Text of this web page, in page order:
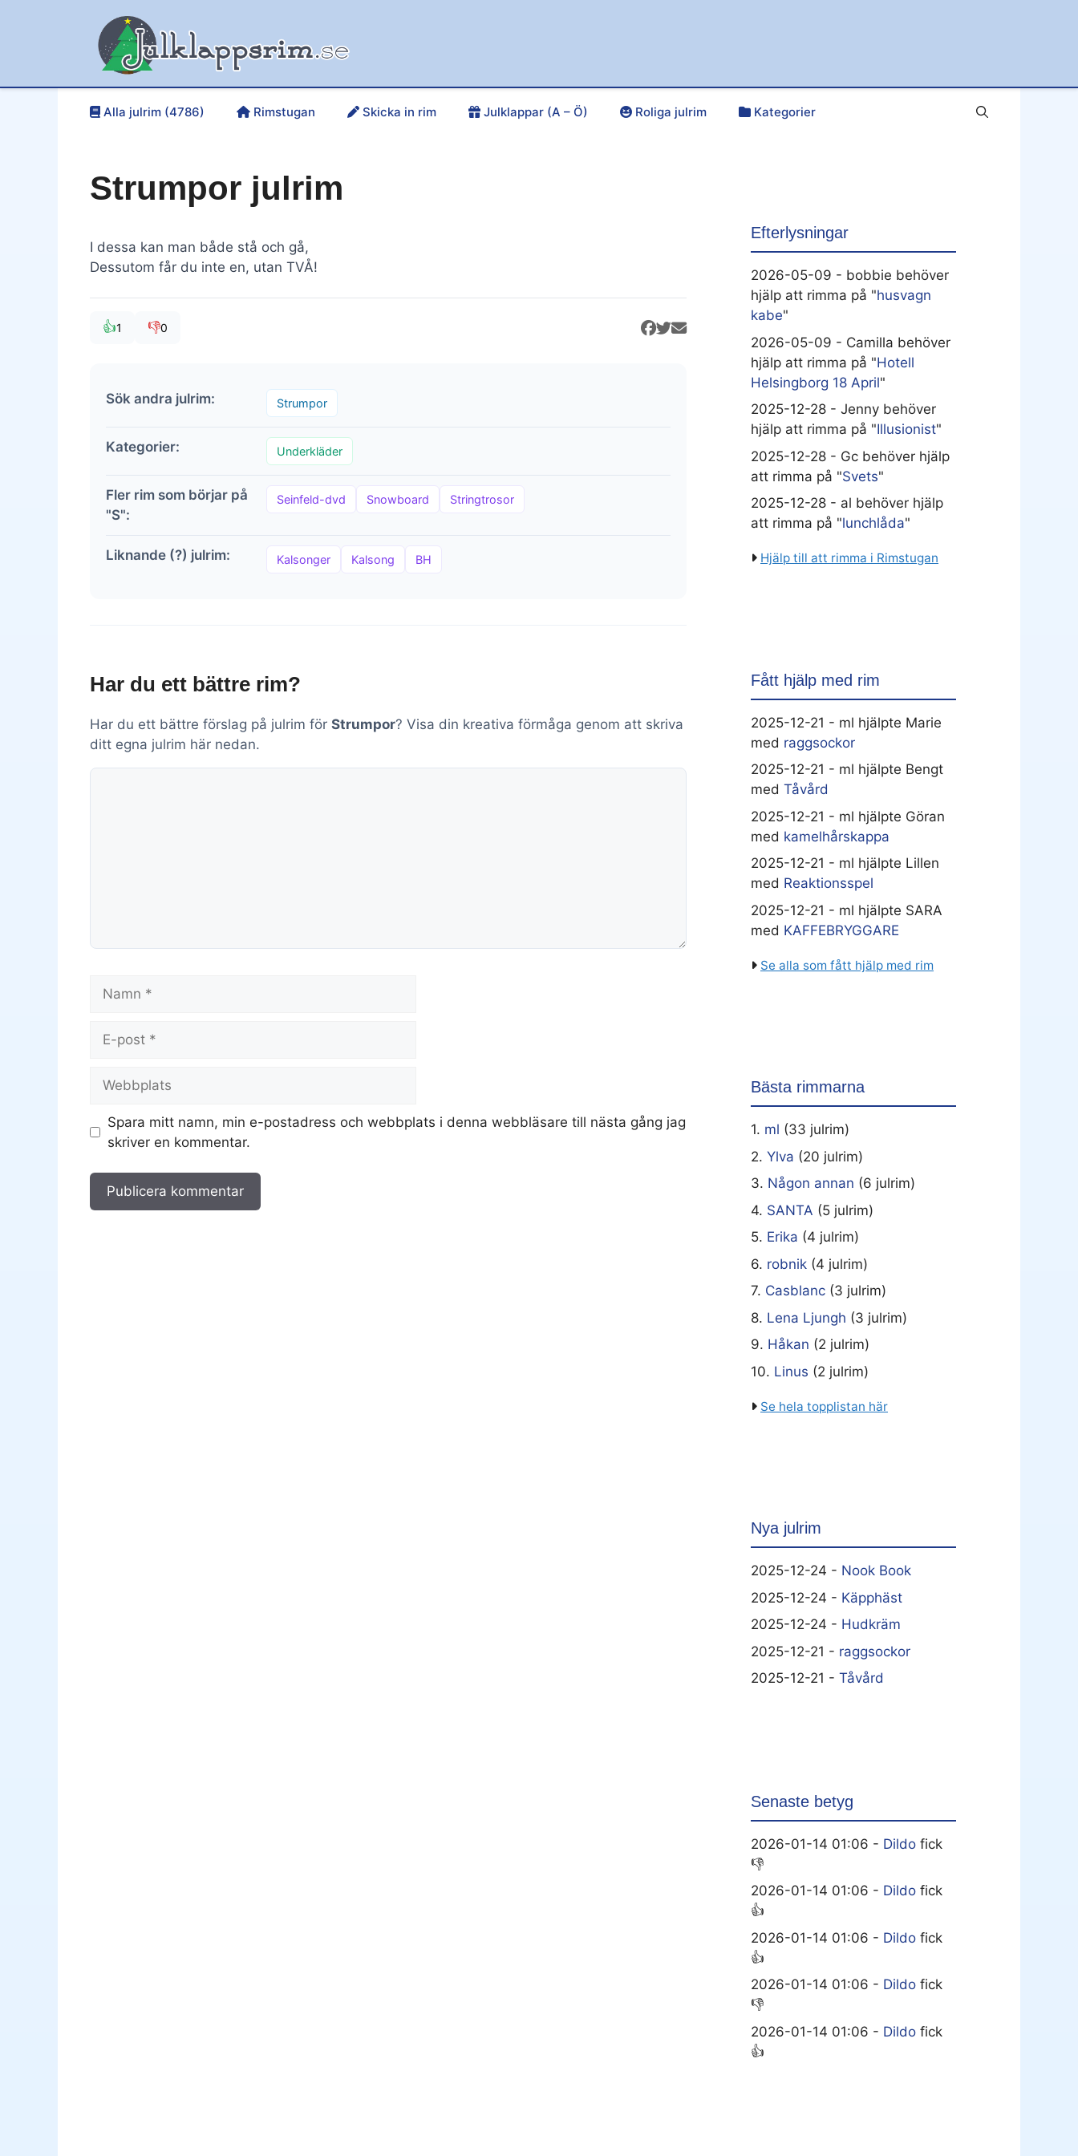
Alla julrim (4786) Rimstugan Skicka in rim Julklappar (A – Ö) Roliga julrim Kategorier
Strumpor julrim
I dessa kan man både stå och gå,
Dessutom får du inte en, utan TVÅ!
👍1 👎0
Sök andra julrim: Strumpor
Kategorier: Underkläder
Fler rim som börjar på
"S":
Seinfeld-dvd Snowboard Stringtrosor
Liknande (?) julrim: Kalsonger Kalsong BH
Har du ett bättre rim?
Har du ett bättre förslag på julrim för Strumpor? Visa din kreativa förmåga genom att skriva
ditt egna julrim här nedan.
Kommentar
post
Spara mitt namn, min e-postadress och webbplats i denna webbläsare till nästa gång jag
skriver en kommentar.
Efterlysningar
2026-05-09 - bobbie behöver
hjälp att rimma på "husvagn
kabe"
2026-05-09 - Camilla behöver
hjälp att rimma på "Hotell
Helsingborg 18 April"
2025-12-28 - Jenny behöver
hjälp att rimma på "Illusionist"
2025-12-28 - Gc behöver hjälp
att rimma på "Svets"
2025-12-28 - al behöver hjälp
att rimma på "lunchlåda"
Hjälp till att rimma i Rimstugan
Fått hjälp med rim
2025-12-21 - ml hjälpte Marie
med raggsockor
2025-12-21 - ml hjälpte Bengt
med Tåvård
2025-12-21 - ml hjälpte Göran
med kamelhårskappa
2025-12-21 - ml hjälpte Lillen
med Reaktionsspel
2025-12-21 - ml hjälpte SARA
med KAFFEBRYGGARE
Se alla som fått hjälp med rim
Bästa rimmarna
1. ml (33 julrim)
2. Ylva (20 julrim)
3. Någon annan (6 julrim)
4. SANTA (5 julrim)
5. Erika (4 julrim)
6. robnik (4 julrim)
7. Casblanc (3 julrim)
8. Lena Ljungh (3 julrim)
9. Håkan (2 julrim)
10. Linus (2 julrim)
Se hela topplistan här
Nya julrim
2025-12-24 - Nook Book
2025-12-24 - Käpphäst
2025-12-24 - Hudkräm
2025-12-21 - raggsockor
2025-12-21 - Tåvård
Senaste betyg
2026-01-14 01:06 - Dildo fick
👎
2026-01-14 01:06 - Dildo fick
👍
2026-01-14 01:06 - Dildo fick
👍
2026-01-14 01:06 - Dildo fick
👎
2026-01-14 01:06 - Dildo fick
👍